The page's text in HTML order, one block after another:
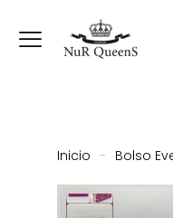
Inicio - Bolso